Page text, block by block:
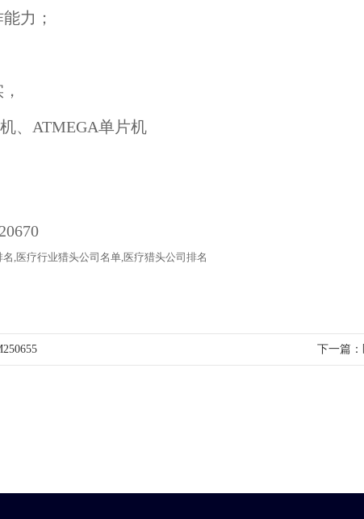
力；
、ATMEGA单片机
名 ,医疗行业猎头公司 名单,医疗猎头公司排名
下一篇：